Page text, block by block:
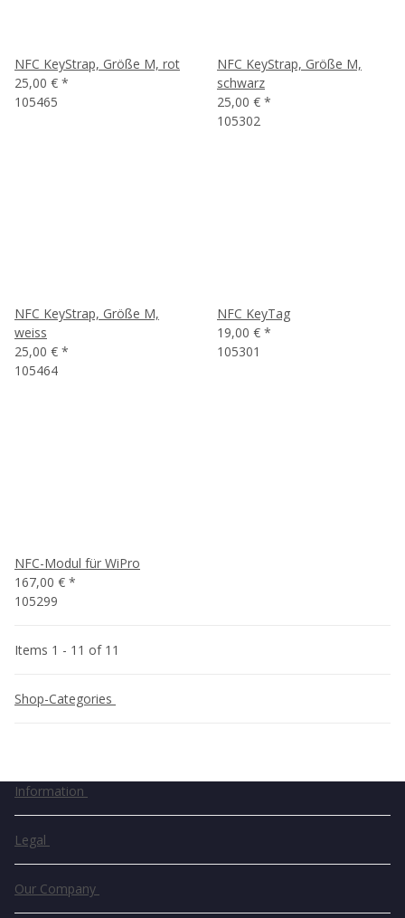
NFC KeyStrap, Größe M, rot
25,00 € *
105465
NFC KeyStrap, Größe M,
schwarz
25,00 € *
105302
NFC KeyStrap, Größe M,
weiss
25,00 € *
105464
NFC KeyTag
19,00 € *
105301
NFC-Modul für WiPro
167,00 € *
105299
Items 1 - 11 of 11
Shop-Categories
Information
Legal
Our Company